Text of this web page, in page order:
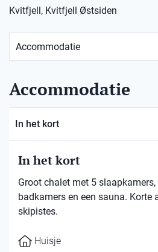
Kvitfjell, Kvitfjell Østsiden
Accommodatie
In het kort
In het kort
Groot chalet met 5 slaapkamers,
badkamers en een sauna. Korte
skipistes.
Huisje